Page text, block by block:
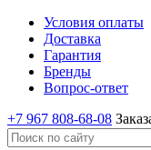
Условия оплаты
Доставка
Гарантия
Бренды
Вопрос-ответ
+7 967 808-68-08